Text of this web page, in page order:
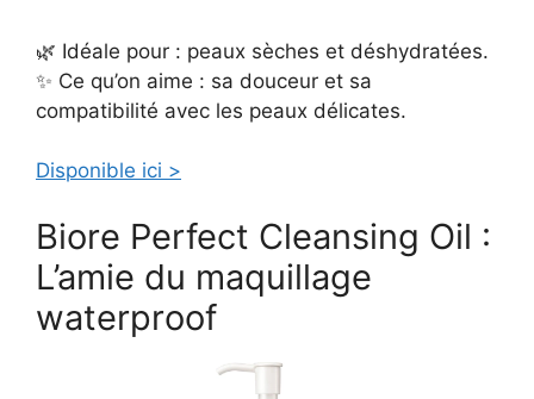
🌿 Idéale pour : peaux sèches et déshydratées.
✨ Ce qu’on aime : sa douceur et sa
compatibilité avec les peaux délicates.
Disponible ici >
Biore Perfect Cleansing Oil :
L’amie du maquillage
waterproof